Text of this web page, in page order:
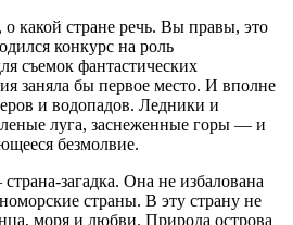
какой стране речь. Вы правы, это
конкурс на роль
съемок фантастических
заняла бы первое место. И вполне
и водопадов. Ледники и
луга, заснеженные горы — и
безмолвие.
загадка. Она не избалована
страны. В эту страну не
моря и любви. Природа острова